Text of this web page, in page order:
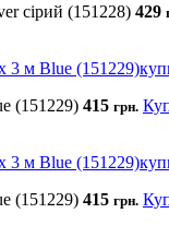
сірий (151228) 429
(151229) 415 грн.
(151229) 415 грн.